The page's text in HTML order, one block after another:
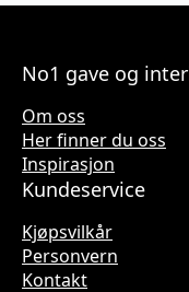
No1 gave og
Om oss
Her finner du oss
Inspirasjon
Kundeservice
Kjøpsvilkår
Personvern
Kontakt